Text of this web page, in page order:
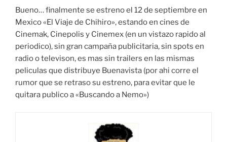
Bueno… finalmente se estreno el 12 de septiembre en
Mexico «El Viaje de Chihiro», estando en cines de
Cinemak, Cinepolis y Cinemex (en un vistazo rapido al
periodico), sin gran campaña publicitaria, sin spots en
radio o televison, es mas sin trailers en las mismas
peliculas que distribuye Buenavista (por ahi corre el
rumor que se retraso su estreno, para evitar que le
quitara publico a «Buscando a Nemo»)